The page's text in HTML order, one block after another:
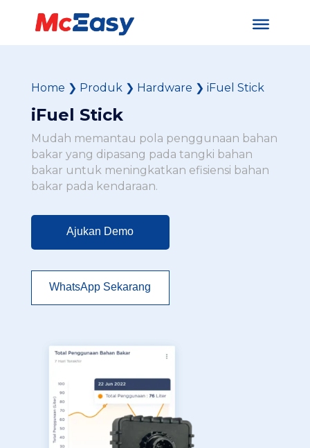
Home ❯ Produk❯ Hardware ❯ iFuel Stick
iFuel Stick
Mudah memantau pola penggunaan bahan
bakar yang dipasang pada tangki bahan
bakar untuk meningkatkan efisiensi bahan
bakar pada kendaraan.
Ajukan Demo
WhatsApp Sekarang